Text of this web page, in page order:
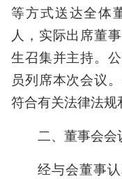
等方式送达全体
人，实际出席董
生召集并主持。
员列席本次会议
符合有关法律法规
二、董事会会
经与会董事